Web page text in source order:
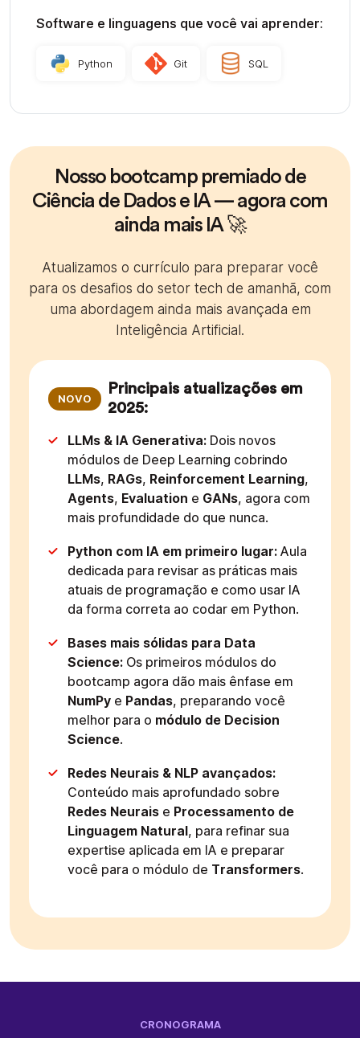
Software e linguagens que você vai aprender:
Python Git SQL
Nosso bootcamp premiado de
Ciência de Dados e IA — agora com
ainda mais IA 🚀
Atualizamos o currículo para preparar você
para os desafios do setor tech de amanhã, com
uma abordagem ainda mais avançada em
Inteligência Artificial.
NOVO
Principais atualizações em
2025:
LLMs & IA Generativa: Dois novos
módulos de Deep Learning cobrindo
LLMs, RAGs, Reinforcement Learning,
Agents, Evaluation e GANs, agora com
mais profundidade do que nunca.
Python com IA em primeiro lugar: Aula
dedicada para revisar as práticas mais
atuais de programação e como usar IA
da forma correta ao codar em Python.
Bases mais sólidas para Data
Science: Os primeiros módulos do
bootcamp agora dão mais ênfase em
NumPy e Pandas, preparando você
melhor para o módulo de Decision
Science.
Redes Neurais & NLP avançados:
Conteúdo mais aprofundado sobre
Redes Neurais e Processamento de
Linguagem Natural, para refinar sua
expertise aplicada em IA e preparar
você para o módulo de Transformers.
CRONOGRAMA